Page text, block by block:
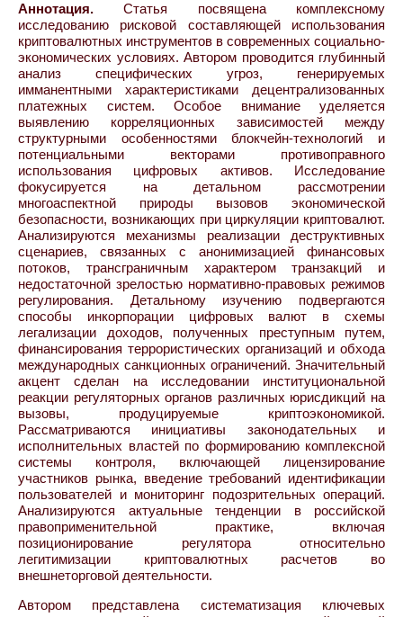
Аннотация. Статья посвящена комплексному
исследованию рисковой составляющей использования
криптовалютных инструментов в современных социально-
экономических условиях. Автором проводится глубинный
анализ специфических угроз, генерируемых
имманентными характеристиками децентрализованных
платежных систем. Особое внимание уделяется
выявлению корреляционных зависимостей между
структурными особенностями блокчейн-технологий и
потенциальными векторами противоправного
использования цифровых активов. Исследование
фокусируется на детальном рассмотрении
многоаспектной природы вызовов экономической
безопасности, возникающих при циркуляции криптовалют.
Анализируются механизмы реализации деструктивных
сценариев, связанных с анонимизацией финансовых
потоков, трансграничным характером транзакций и
недостаточной зрелостью нормативно-правовых режимов
регулирования. Детальному изучению подвергаются
способы инкорпорации цифровых валют в схемы
легализации доходов, полученных преступным путем,
финансирования террористических организаций и обхода
международных санкционных ограничений. Значительный
акцент сделан на исследовании институциональной
реакции регуляторных органов различных юрисдикций на
вызовы, продуцируемые криптоэкономикой.
Рассматриваются инициативы законодательных и
исполнительных властей по формированию комплексной
системы контроля, включающей лицензирование
участников рынка, введение требований идентификации
пользователей и мониторинг подозрительных операций.
Анализируются актуальные тенденции в российской
правоприменительной практике, включая
позиционирование регулятора относительно
легитимизации криптовалютных расчетов во
внешнеторговой деятельности.
Автором представлена систематизация ключевых